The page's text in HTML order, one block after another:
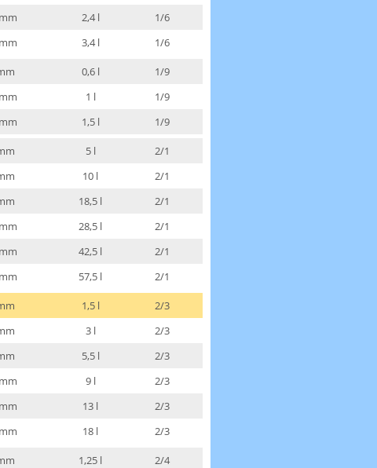
2,4 l
1/6
3,4 l 1/6
0,6 l
1/9
1 l
1/9
1,5 l 1/9
5 l
2/1
10 l
2/1
18,5 l
2/1
28,5 l
2/1
42,5 l
2/1
57,5 l 2/1
1,5 l
2/3
3 l
2/3
5,5 l
2/3
9 l
2/3
13 l
2/3
18 l 2/3
1,25 l
2/4